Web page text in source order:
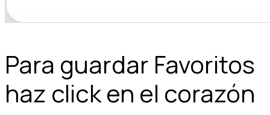
Para guardar Favoritos
haz click en el corazón